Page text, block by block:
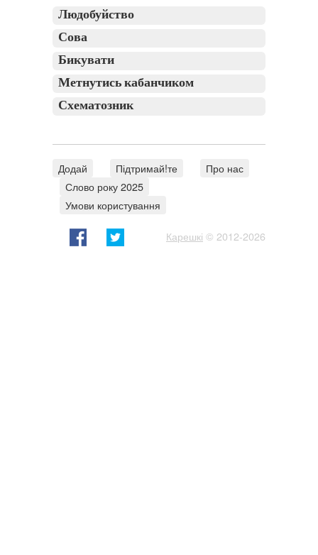
Людобуйство
Сова
Бикувати
Метнутись кабанчиком
Схематозник
Додай Підтримай!те
Про нас
Слово року 2025
Умови користування
Карешкі © 2012-2026